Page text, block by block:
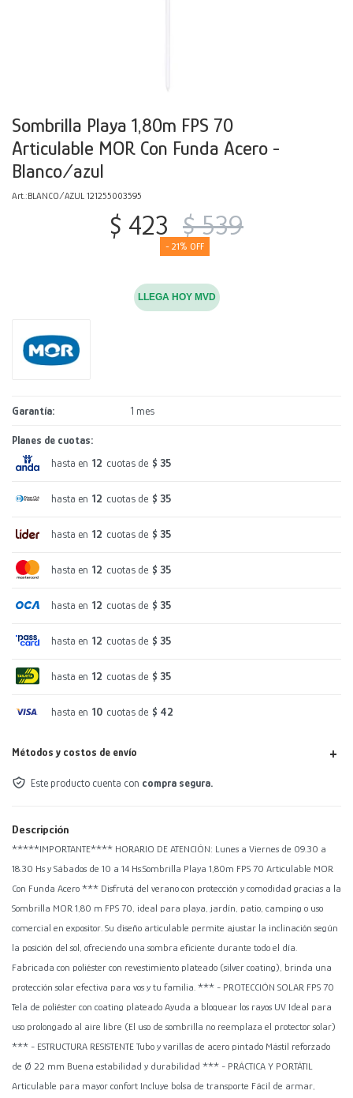
Sombrilla Playa 1,80m FPS 70
Articulable MOR Con Funda Acero -
Blanco/azul
BLANCO/AZUL 121255003595
$ 423 $ 539
21
LLEGA HOY MVD
Garantía 1 mes
Planes de cuotas:
hasta en 12 cuotas de $ 35
hasta en 12 cuotas de $ 35
hasta en 12 cuotas de $ 35
hasta en 12 cuotas de $ 35
hasta en 12 cuotas de $ 35
hasta en 12 cuotas de $ 35
hasta en 12 cuotas de $ 35
hasta en 10 cuotas de $ 42
Métodos y costos de envío
Este producto cuenta con compra segura.
Descripción
*****IMPORTANTE**** HORARIO DE ATENCIÓN: Lunes a Viernes de 09.30 a
18.30 Hs y Sábados de 10 a 14 Hs.Sombrilla Playa 1,80m FPS 70 Articulable MOR
Con Funda Acero *** Disfrutá del verano con protección y comodidad gracias a la
Sombrilla MOR 1,80 m FPS 70, ideal para playa, jardín, patio, camping o uso
comercial en expositor. Su diseño articulable permite ajustar la inclinación según
la posición del sol, ofreciendo una sombra eficiente durante todo el día.
Fabricada con poliéster con revestimiento plateado (silver coating), brinda una
protección solar efectiva para vos y tu familia. *** - PROTECCIÓN SOLAR FPS 70
Tela de poliéster con coating plateado Ayuda a bloquear los rayos UV Ideal para
uso prolongado al aire libre (El uso de sombrilla no reemplaza el protector solar)
*** - ESTRUCTURA RESISTENTE Tubo y varillas de acero pintado Mástil reforzado
de Ø 22 mm Buena estabilidad y durabilidad *** - PRÁCTICA Y PORTÁTIL
Articulable para mayor confort Incluye bolsa de transporte Fácil de armar,